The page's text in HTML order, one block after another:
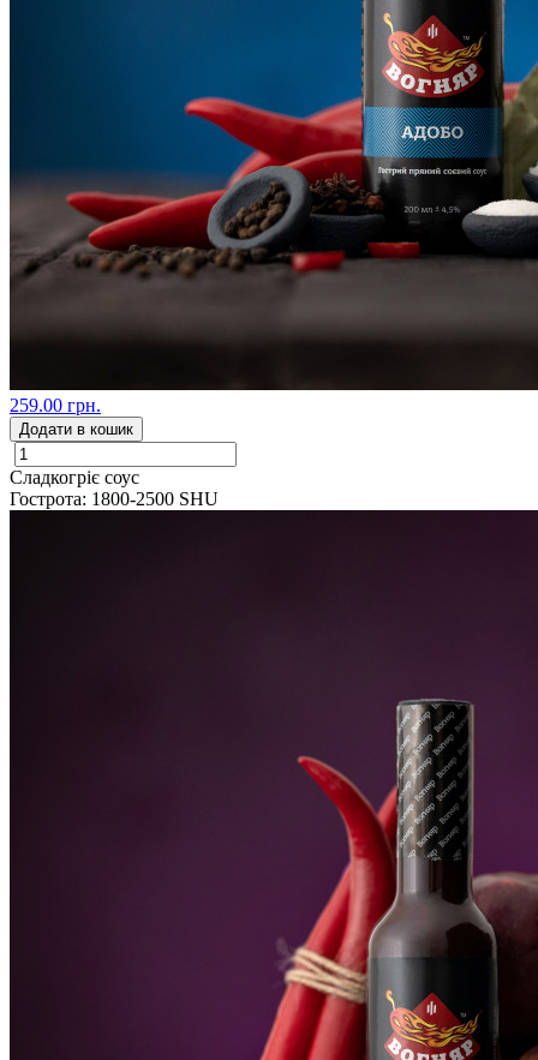
259.00 грн.
Додати в кошик
Сладкогріє соус
Гострота: 1800-2500 SHU